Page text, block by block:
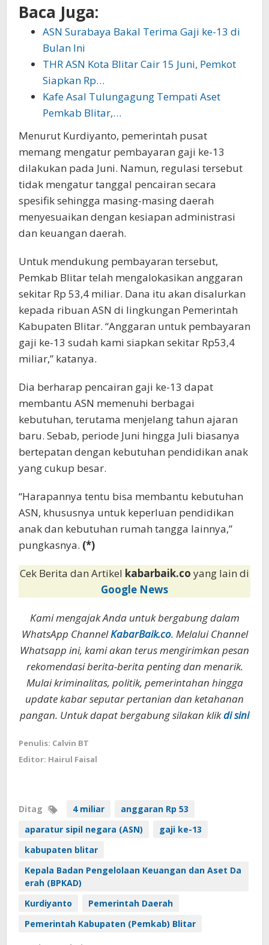
Baca Juga:
ASN Surabaya Bakal Terima Gaji ke-13 di
Bulan Ini
THR ASN Kota Blitar Cair 15 Juni, Pemkot
Siapkan Rp…
Kafe Asal Tulungagung Tempati Aset
Pemkab Blitar,…
Menurut Kurdiyanto, pemerintah pusat
memang mengatur pembayaran gaji ke-13
dilakukan pada Juni. Namun, regulasi tersebut
tidak mengatur tanggal pencairan secara
spesifik sehingga masing-masing daerah
menyesuaikan dengan kesiapan administrasi
dan keuangan daerah.
Untuk mendukung pembayaran tersebut,
Pemkab Blitar telah mengalokasikan anggaran
sekitar Rp 53,4 miliar. Dana itu akan disalurkan
kepada ribuan ASN di lingkungan Pemerintah
Kabupaten Blitar. “Anggaran untuk pembayaran
gaji ke-13 sudah kami siapkan sekitar Rp53,4
miliar,” katanya.
Dia berharap pencairan gaji ke-13 dapat
membantu ASN memenuhi berbagai
kebutuhan, terutama menjelang tahun ajaran
baru. Sebab, periode Juni hingga Juli biasanya
bertepatan dengan kebutuhan pendidikan anak
yang cukup besar.
“Harapannya tentu bisa membantu kebutuhan
ASN, khususnya untuk keperluan pendidikan
anak dan kebutuhan rumah tangga lainnya,”
pungkasnya. (*)
Cek Berita dan Artikel kabarbaik.co yang lain di
Google News
Kami mengajak Anda untuk bergabung dalam
WhatsApp ChannelKabarBaik.co. Melalui Channel
Whatsapp ini, kami akan terus mengirimkan pesan
rekomendasi berita-berita penting dan menarik.
Mulai kriminalitas, politik, pemerintahan hingga
update kabar seputar pertanian dan ketahanan
pangan. Untuk dapat bergabung silakan klikdi sini
Penulis: Calvin BT
Editor: Hairul Faisal
Ditag 4 miliar
anggaran Rp 53
aparatur sipil negara (ASN)
gaji ke-13
kabupaten blitar
Kepala Badan Pengelolaan Keuangan dan Aset Da
erah (BPKAD)
Kurdiyanto
Pemerintah Daerah
Pemerintah Kabupaten (Pemkab) Blitar